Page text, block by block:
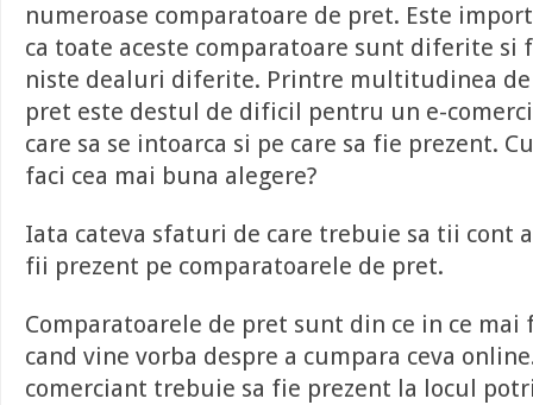
numeroase comparatoare de pret. Este
ca toate aceste comparatoare sunt diferite si
niste dealuri diferite. Printre multitudinea de
pret este destul de dificil pentru un e-
care sa se intoarca si pe care sa fie prezent.
faci cea mai buna alegere?
Iata cateva sfaturi de care trebuie sa tii cont
fii prezent pe comparatoarele de pret.
Comparatoarele de pret sunt din ce in ce
cand vine vorba despre a cumpara ceva
comerciant trebuie sa fie prezent la locul